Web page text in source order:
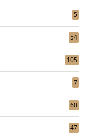
5
54
105
7
60
47